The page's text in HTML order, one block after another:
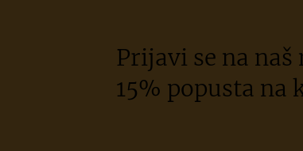
Prijavi se na
15% popusta na